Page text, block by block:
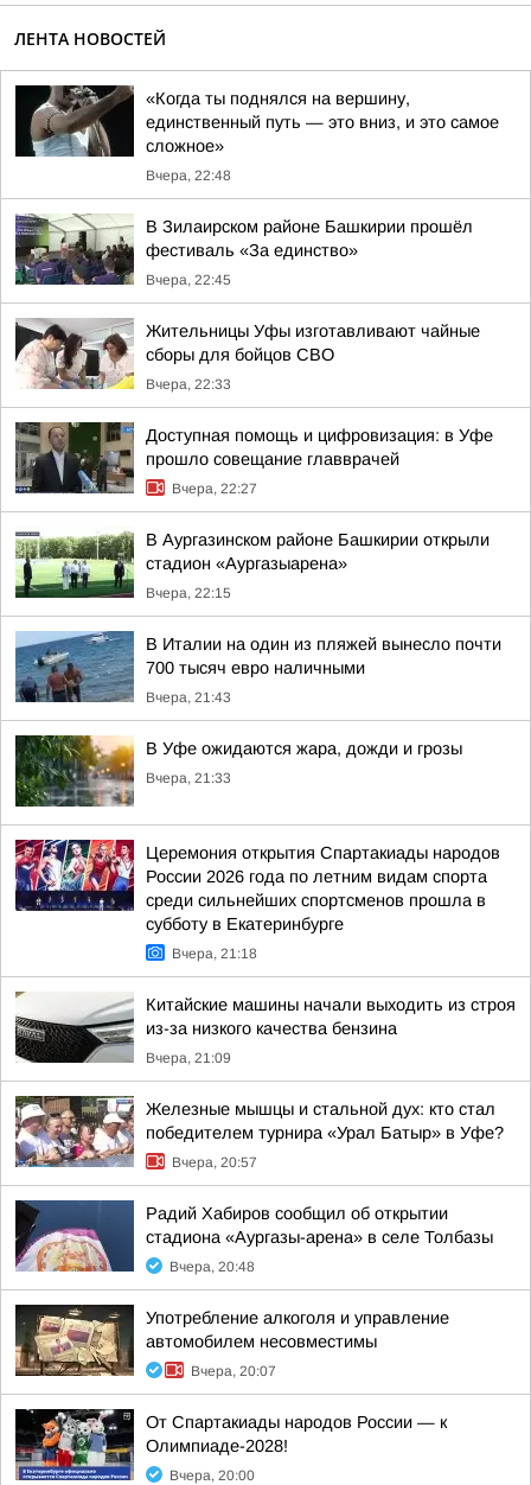
ЛЕНТА НОВОСТЕЙ
«Когда ты поднялся на вершину,
единственный путь — это вниз, и это самое
сложное»
Вчера, 22:48
В Зилаирском районе Башкирии прошёл
фестиваль «За единство»
Вчера, 22:45
Жительницы Уфы изготавливают чайные
сборы для бойцов СВО
Вчера, 22:33
Доступная помощь и цифровизация: в Уфе
прошло совещание главврачей
Вчера, 22:27
В Аургазинском районе Башкирии открыли
стадион «Аургазыарена»
Вчера, 22:15
В Италии на один из пляжей вынесло почти
700 тысяч евро наличными
Вчера, 21:43
В Уфе ожидаются жара, дожди и грозы
Вчера, 21:33
Церемония открытия Спартакиады народов
России 2026 года по летним видам спорта
среди сильнейших спортсменов прошла в
субботу в Екатеринбурге
Вчера, 21:18
Китайские машины начали выходить из строя
из-за низкого качества бензина
Вчера, 21:09
Железные мышцы и стальной дух: кто стал
победителем турнира «Урал Батыр» в Уфе?
Вчера, 20:57
Радий Хабиров сообщил об открытии
стадиона «Аургазы-арена» в селе Толбазы
Вчера, 20:48
Употребление алкоголя и управление
автомобилем несовместимы
Вчера, 20:07
От Спартакиады народов России — к
Олимпиаде-2028!
Вчера, 20:00